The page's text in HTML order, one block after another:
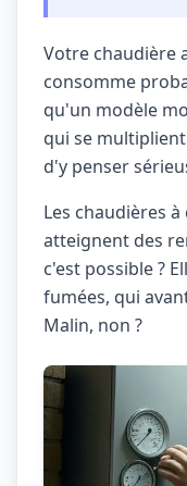
Votre chaudière
consomme
qu'un modèle
qui se
d'y penser
Les chaudières
atteignent des
c'est possible ?
fumées, qui
Malin, non ?